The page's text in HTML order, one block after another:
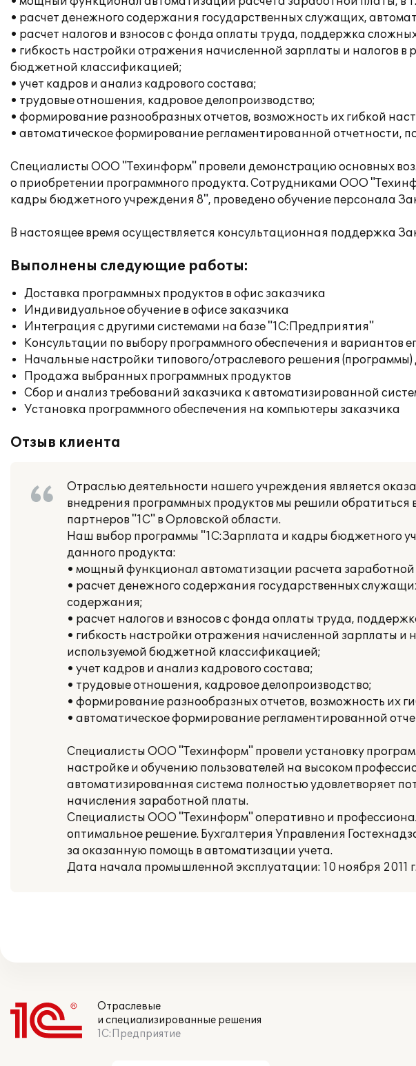
• расчет денежного содержания государственных служащих,
• расчет налогов и взносов с фонда оплаты труда, поддержка
• гибкость настройки отражения начисленной зарплаты и налогов в
бюджетной классификацией;
• учет кадров и анализ кадрового состава;
• трудовые отношения, кадровое делопроизводство;
• формирование разнообразных отчетов, возможность их гибкой
• автоматическое формирование регламентированной отчетности,
Специалисты ООО "Техинформ" провели демонстрацию основных
о приобретении программного продукта. Сотрудниками ООО
кадры бюджетного учреждения 8", проведено обучение персонала
В настоящее время осуществляется консультационная поддержка
Выполнены следующие работы:
Доставка программных продуктов в офис заказчика
Индивидуальное обучение в офисе заказчика
Интеграция с другими системами на базе "1С:Предприятия"
Консультации по выбору программного обеспечения и вариантов
Начальные настройки типового/отраслевого решения (программы)
Продажа выбранных программных продуктов
Сбор и анализ требований заказчика к автоматизированной
Установка программного обеспечения на компьютеры заказчика
Отзыв клиента
Отраслью деятельности нашего учреждения является
внедрения программных продуктов мы решили
партнеров "1С" в Орловской области.
Наш выбор программы "1С:Зарплата и кадры бюджетного
данного продукта:
• мощный функционал автоматизации расчета заработной
• расчет денежного содержания государственных
содержания;
• расчет налогов и взносов с фонда оплаты труда,
• гибкость настройки отражения начисленной зарплаты и
используемой бюджетной классификацией;
• учет кадров и анализ кадрового состава;
• трудовые отношения, кадровое делопроизводство;
• формирование разнообразных отчетов, возможность их
• автоматическое формирование регламентированной
Специалисты ООО "Техинформ" провели установку
настройке и обучению пользователей на высоком
автоматизированная система полностью удовлетворяет
начисления заработной платы.
Специалисты ООО "Техинформ" оперативно и
оптимальное решение. Бухгалтерия Управления
за оказанную помощь в автоматизации учета.
Дата начала промышленной эксплуатации: 10 ноября 2011
Отраслевые
и специализированные решения
1С:Предприятие